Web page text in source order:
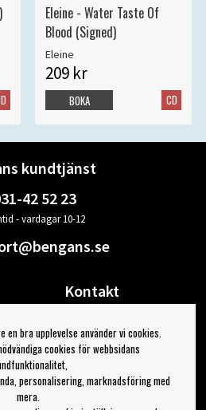
Eleine - Water Taste Of
Blood (Signed)
Eleine
209 kr
CD
BOKA
kundtjänst
42 52 23
- vardagar 10-12
Kontakt
Din sida
Logga ut
tips från Bengans
en bra upplevelse använder vi cookies.
cookies för webbsidans
personalisering, marknadsföring med
mera.